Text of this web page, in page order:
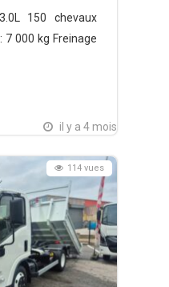
il y a 4 mois
150 chevaux
7 000 kg Freinage
114 vues